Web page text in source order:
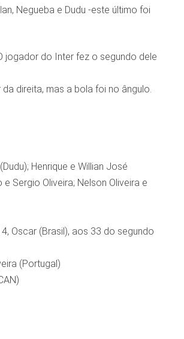
Negueba e Dudu -este último foi
jogador do Inter fez o segundo dele
direita, mas a bola foi no ângulo.
Henrique e Willian José
Sergio Oliveira; Nelson Oliveira e
Oscar (Brasil), aos 33 do segundo
(Portugal)